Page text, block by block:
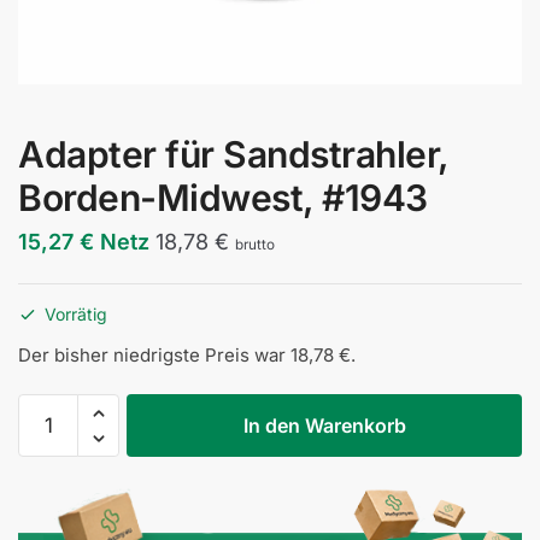
Adapter für Sandstrahler,
Borden-Midwest, #1943
15,27 € Netz 18,78 € brutto
Vorrätig
Der bisher niedrigste Preis war 18,78 €.
Borden
In den Warenkorb